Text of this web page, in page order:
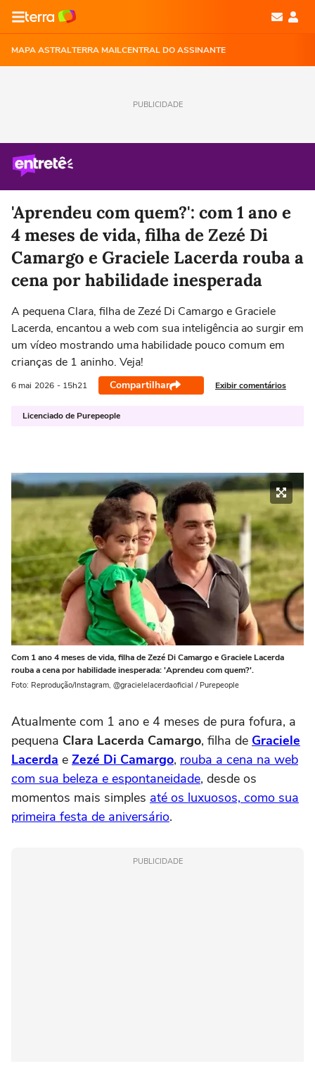
MAPA ASTRALTERRA MAILCENTRAL DO ASSINANTE
PUBLICIDADE
'Aprendeu com quem?': com 1 ano e
4 meses de vida, filha de Zezé Di
Camargo e Graciele Lacerda rouba a
cena por habilidade inesperada
A pequena Clara, filha de Zezé Di Camargo e Graciele
Lacerda, encantou a web com sua inteligência ao surgir em
um vídeo mostrando uma habilidade pouco comum em
crianças de 1 aninho. Veja!
6 mai 2026 - 15h21 Compartilhar Exibir comentários
Licenciado de Purepeople
Com 1 ano 4 meses de vida, filha de Zezé Di Camargo e Graciele Lacerda
rouba a cena por habilidade inesperada: 'Aprendeu com quem?'.
Foto: Reprodução/Instagram, @gracielelacerdaoficial / Purepeople
Atualmente com 1 ano e 4 meses de pura fofura, a
pequena Clara Lacerda Camargo, filha de Graciele
Lacerda e Zezé Di Camargo, rouba a cena na web
com sua beleza e espontaneidade, desde os
momentos mais simples até os luxuosos, como sua
primeira festa de aniversário.
PUBLICIDADE